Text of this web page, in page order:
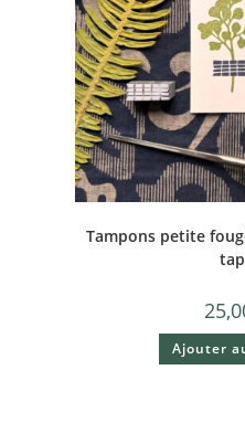
Tampons petite
Ajouter